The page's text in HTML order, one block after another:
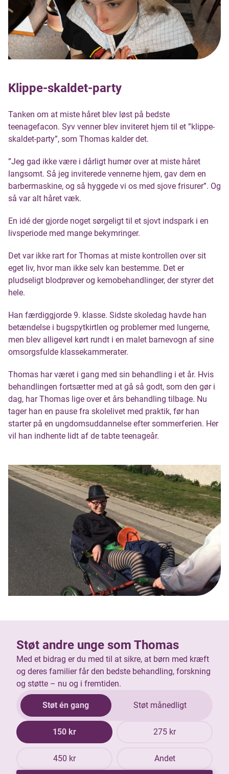
Klippe-skaldet-party
Tanken om at miste håret blev løst på bedste
teenagefacon. Syv venner blev inviteret hjem til et ”klippe-
skaldet-party”, som Thomas kalder det.
”Jeg gad ikke være i dårligt humør over at miste håret
langsomt. Så jeg inviterede vennerne hjem, gav dem en
barbermaskine, og så hyggede vi os med sjove frisurer”. Og
så var alt håret væk.
En idé der gjorde noget sørgeligt til et sjovt indspark i en
livsperiode med mange bekymringer.
Det var ikke rart for Thomas at miste kontrollen over sit
eget liv, hvor man ikke selv kan bestemme. Det er
pludseligt blodprøver og kemobehandlinger, der styrer det
hele.
Han færdiggjorde 9. klasse. Sidste skoledag havde han
betændelse i bugspytkirtlen og problemer med lungerne,
men blev alligevel kørt rundt i en malet barnevogn af sine
omsorgsfulde klassekammerater.
Thomas har været i gang med sin behandling i et år. Hvis
behandlingen fortsætter med at gå så godt, som den gør i
dag, har Thomas lige over et års behandling tilbage. Nu
tager han en pause fra skolelivet med praktik, før han
starter på en ungdomsuddannelse efter sommerferien. Her
vil han indhente lidt af de tabte teenageår.
Støt andre unge som Thomas
Med et bidrag er du med til at sikre, at børn med kræft
og deres familier får den bedste behandling, forskning
og støtte – nu og i fremtiden.
Støt én gang Støt månedligt
150 kr 275 kr
450 kr Andet